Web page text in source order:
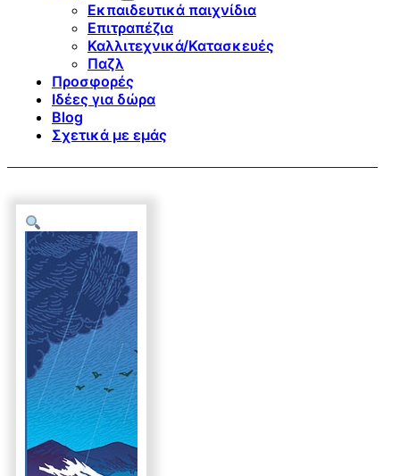
Εκπαιδευτικά παιχνίδια
Επιτραπέζια
Καλλιτεχνικά/Κατασκευές
Παζλ
Προσφορές
Ιδέες για δώρα
Blog
Σχετικά με εμάς